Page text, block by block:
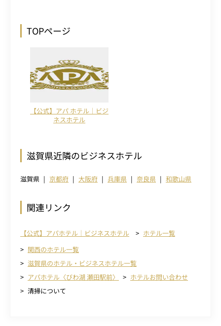
TOPページ
【公式】アパ ホテル｜ビジ
ネスホテル
滋賀県近隣のビジネスホテル
滋賀県 京都府 大阪府 兵庫県 奈良県 和歌山県
関連リンク
【公式】アパホテル｜ビジネスホテル
ホテル一覧
関西のホテル一覧
滋賀県のホテル・ビジネスホテル一覧
アパホテル〈びわ湖 瀬田駅前〉
ホテルお問い合わせ
清掃について